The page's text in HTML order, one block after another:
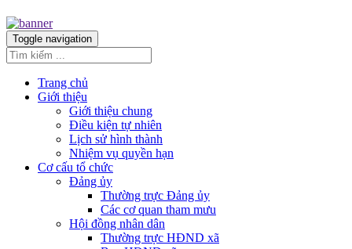
Toggle navigation
Trang chủ
Giới thiệu
Giới thiệu chung
Điều kiện tự nhiên
Lịch sử hình thành
Nhiệm vụ quyền hạn
Cơ cấu tổ chức
Đảng ủy
Thường trực Đảng ủy
Các cơ quan tham mưu
Hội đồng nhân dân
Thường trực HĐND xã